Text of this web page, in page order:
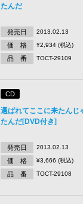
たんだ
発売日 2013.02.13
価 格 ¥2,934 (税込)
品 番 TOCT-29109
CD
選ばれてここに来たんじ
たんだ[DVD付き]
発売日 2013.02.13
価 格 ¥3,666 (税込)
品 番 TOCT-29108